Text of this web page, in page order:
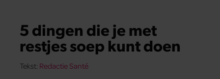
5 dingen die je met
restjes soep kunt doen
Tekst: Redactie Santé